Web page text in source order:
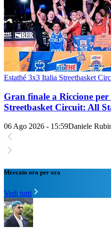
Estathé 3x3 Italia Streetbasket
Gran finale a Riccione
Streetbasket Circuit: All
06 Ago 2026 - 15:59Daniele
Mercato ora per ora
Vedi tutti